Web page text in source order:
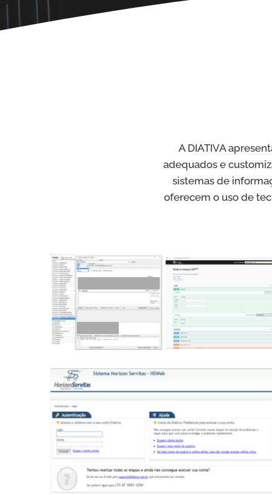
A DIATIVA
adequados e
sistemas de
oferecem o uso de